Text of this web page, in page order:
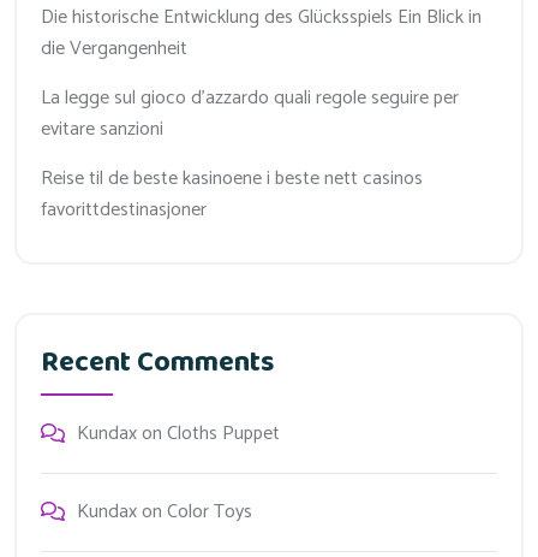
Die historische Entwicklung des Glücksspiels Ein Blick in
die Vergangenheit
La legge sul gioco d'azzardo quali regole seguire per
evitare sanzioni
Reise til de beste kasinoene i beste nett casinos
favorittdestinasjoner
Recent Comments
KundaxonCloths Puppet
KundaxonColor Toys